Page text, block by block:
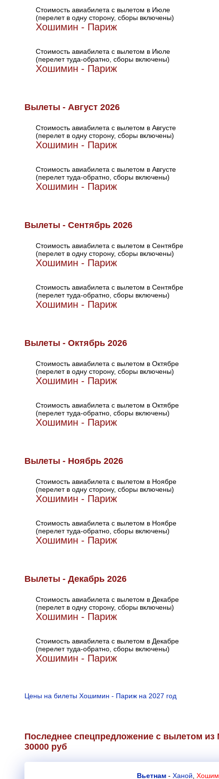
Стоимость авиабилета с вылетом в Июле
(перелет в одну сторону, сборы включены)
Хошимин - Париж
Стоимость авиабилета с вылетом в Июле
(перелет туда-обратно, сборы включены)
Хошимин - Париж
Вылеты - Август 2026
Стоимость авиабилета с вылетом в Августе
(перелет в одну сторону, сборы включены)
Хошимин - Париж
Стоимость авиабилета с вылетом в Августе
(перелет туда-обратно, сборы включены)
Хошимин - Париж
Вылеты - Сентябрь 2026
Стоимость авиабилета с вылетом в Сентябре
(перелет в одну сторону, сборы включены)
Хошимин - Париж
Стоимость авиабилета с вылетом в Сентябре
(перелет туда-обратно, сборы включены)
Хошимин - Париж
Вылеты - Октябрь 2026
Стоимость авиабилета с вылетом в Октябре
(перелет в одну сторону, сборы включены)
Хошимин - Париж
Стоимость авиабилета с вылетом в Октябре
(перелет туда-обратно, сборы включены)
Хошимин - Париж
Вылеты - Ноябрь 2026
Стоимость авиабилета с вылетом в Ноябре
(перелет в одну сторону, сборы включены)
Хошимин - Париж
Стоимость авиабилета с вылетом в Ноябре
(перелет туда-обратно, сборы включены)
Хошимин - Париж
Вылеты - Декабрь 2026
Стоимость авиабилета с вылетом в Декабре
(перелет в одну сторону, сборы включены)
Хошимин - Париж
Стоимость авиабилета с вылетом в Декабре
(перелет туда-обратно, сборы включены)
Хошимин - Париж
Цены на билеты Хошимин - Париж на 2027 год
Последнее спецпредложение с вылетом
30000 руб
Вьетнам - Ханой